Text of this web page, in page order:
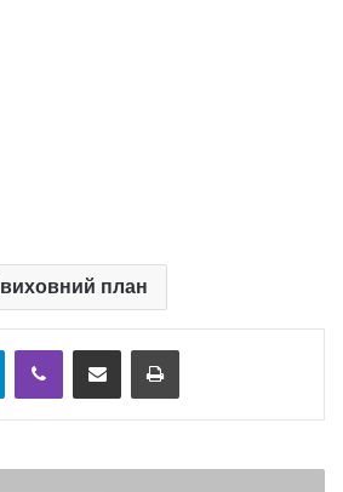
виховний план
TelegramViber Надіслати електронною поштоюНадрукувати